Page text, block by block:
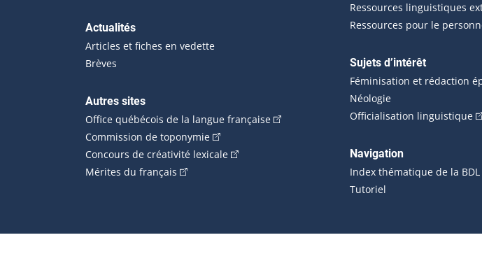
Actualités
Articles et fiches en vedette
Brèves
Autres sites
Office québécois de la langue française(Cet hyperlien externe s'ouvrira dans une
Commission de toponymie(Cet hyperlien externe s'ouvrira dans une nouvelle fenêtre.)
Concours de créativité lexicale(Cet hyperlien externe s'ouvrira dans une nouvelle
Mérites du français (Cet hyperlien externe s'ouvrira dans une nouvelle fenêtre.)
Ressources linguistiques
Ressources pour le
Sujets d’intérêt
Féminisation et rédaction
Néologie
Officialisation linguistique
Navigation
Index thématique de la BDL
Tutoriel